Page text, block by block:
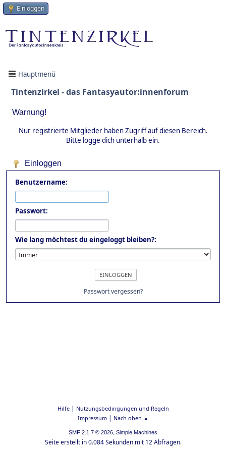
Einloggen
Hauptmenü
Tintenzirkel - das Fantasyautor:innenforum
Warnung!
Nur registrierte Mitglieder haben Zugriff auf diesen Bereich.
Bitte logge dich unterhalb ein.
Einloggen
Benutzername:
Passwort:
Wie lang möchtest du eingeloggt bleiben?:
Passwort vergessen?
Hilfe| Nutzungsbedingungen und Regeln
Impressum| Nach oben ▲
SMF 2.1.7 © 2026, Simple Machines
Seite erstellt in 0.084 Sekunden mit 12 Abfragen.